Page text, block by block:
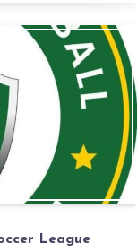
League